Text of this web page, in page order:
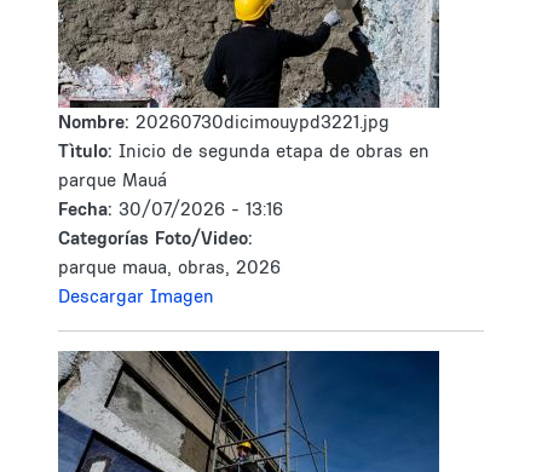
Nombre: 20260730dicimouypd3221.jpg
Tìtulo: Inicio de segunda etapa de obras en
parque Mauá
Fecha: 30/07/2026 - 13:16
Categorías Foto/Video:
parque maua, obras, 2026
Descargar Imagen